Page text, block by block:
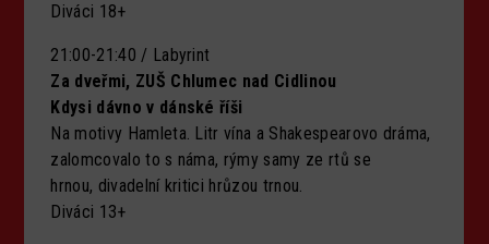
Diváci 18+
21:00-21:40 / Labyrint
Za dveřmi, ZUŠ Chlumec nad Cidlinou
Kdysi dávno v dánské říši
Na motivy Hamleta. Litr vína a Shakespearovo dráma,
zalomcovalo to s náma, rýmy samy ze rtů se
hrnou, divadelní kritici hrůzou trnou.
Diváci 13+